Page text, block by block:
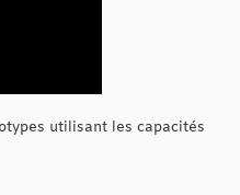
utilisant les capacités